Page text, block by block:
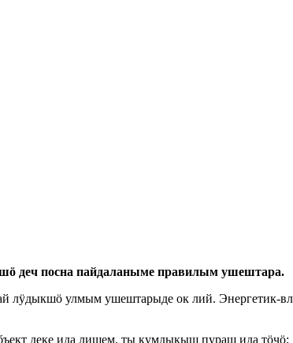
деч посна пайдаланыме правилым ушештара.
лӱдыкшӧ улмым ушештарыде ок лий. Энергетик-
деке ида лишем, ты кумдыкыш пураш ида тӧчӧ;